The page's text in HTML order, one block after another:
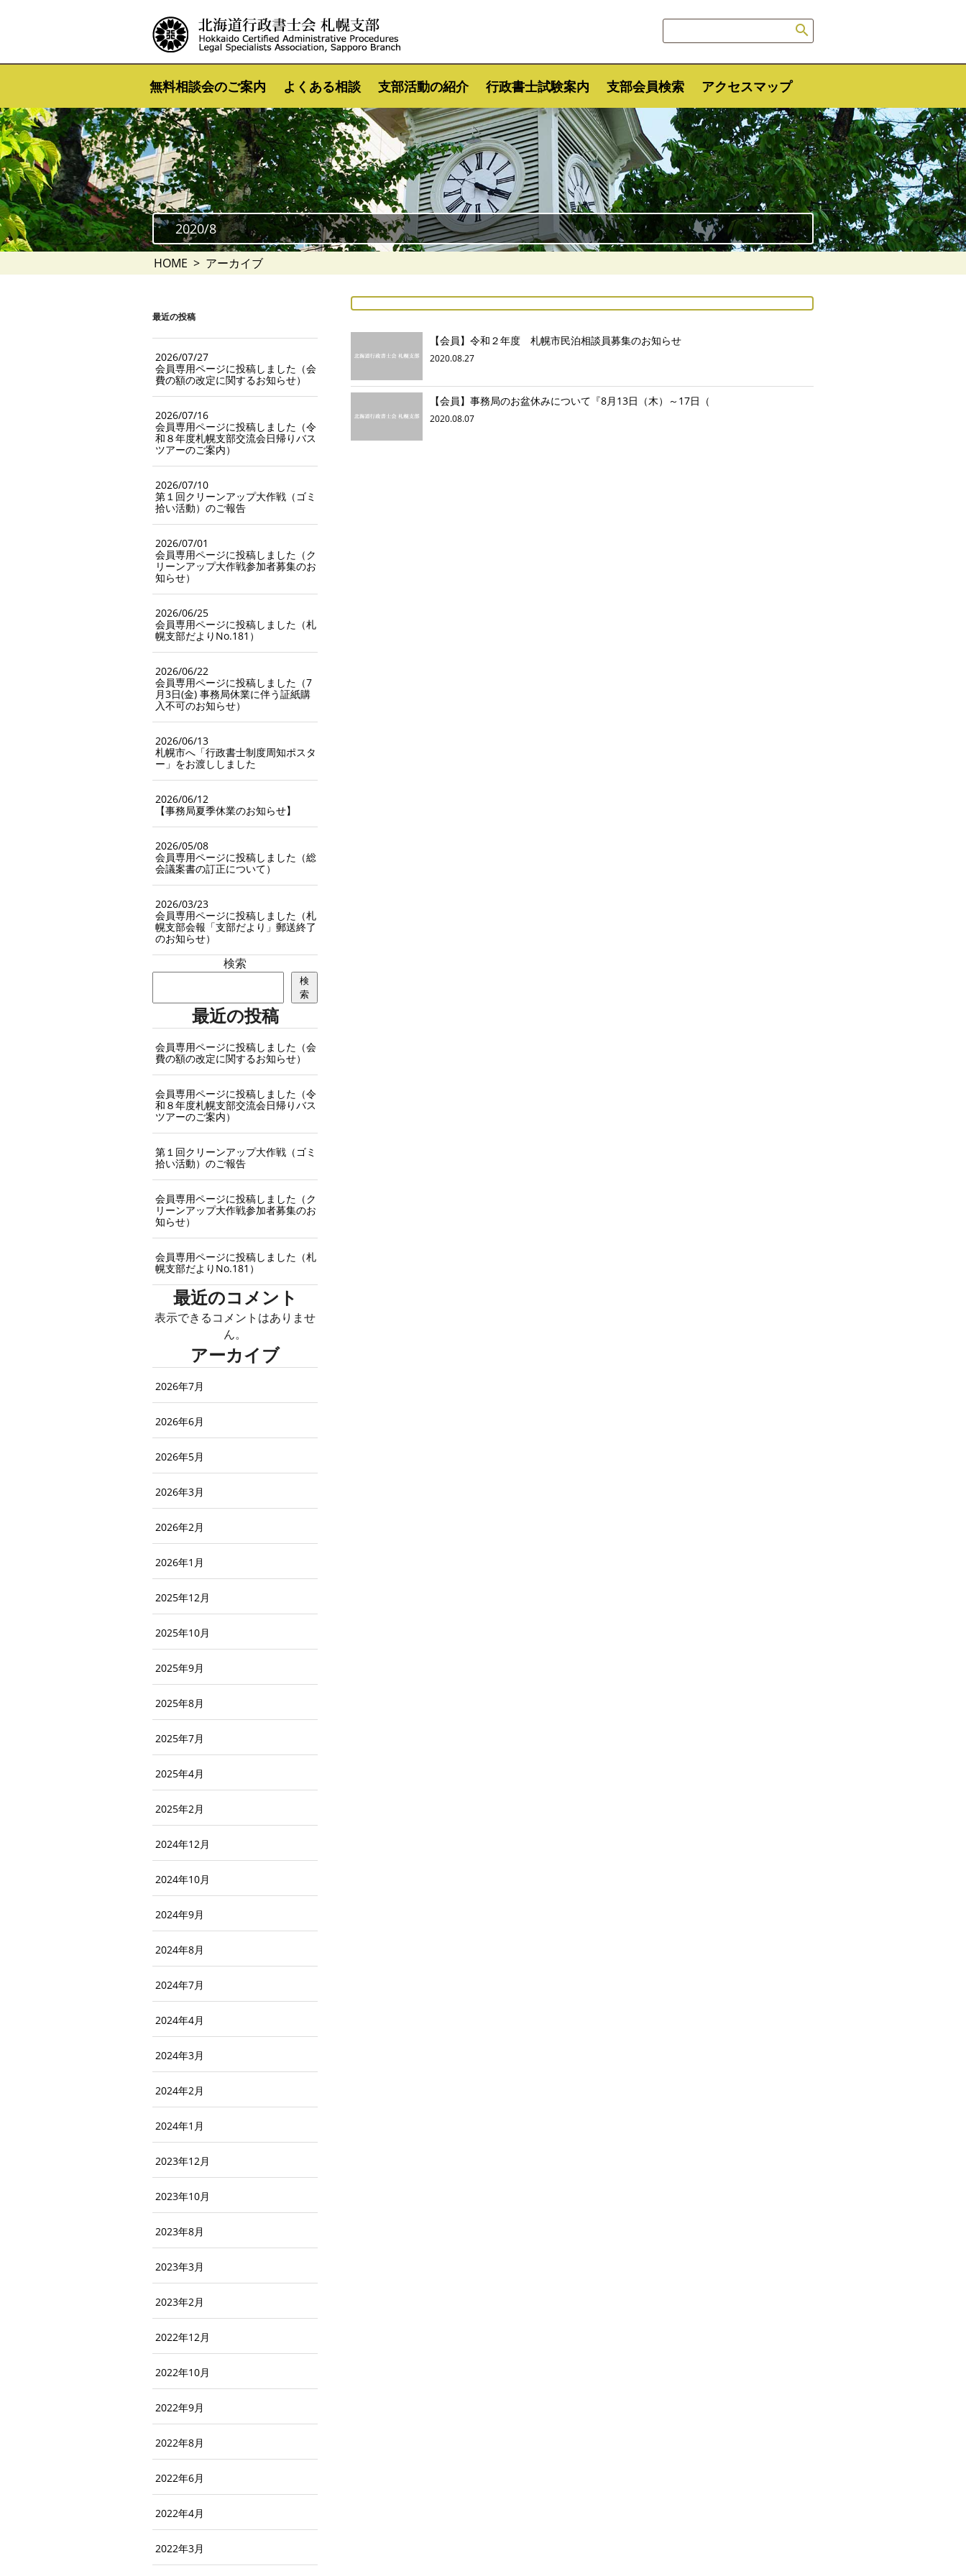
無料相談会のご案内 よくある相談 支部活動の紹介 行政書士試験案内 支部会員検索 アクセスマップ

2020/8
HOME アーカイブ
【会員】令和２年度 札幌市民泊相談員募集のお知らせ
2020.08.27
【会員】事務局のお盆休みについて『8月13日（木）～17日（
2020.08.07
最近の投稿
2026/07/27
会員専用ページに投稿しました（会
費の額の改定に関するお知らせ）
2026/07/16
会員専用ページに投稿しました（令
和８年度札幌支部交流会日帰りバス
ツアーのご案内）
2026/07/10
第１回クリーンアップ大作戦（ゴミ
拾い活動）のご報告
2026/07/01
会員専用ページに投稿しました（ク
リーンアップ大作戦参加者募集のお
知らせ）
2026/06/25
会員専用ページに投稿しました（札
幌支部だよりNo.181）
2026/06/22
会員専用ページに投稿しました（7
月3日(金) 事務局休業に伴う証紙購
入不可のお知らせ）
2026/06/13
札幌市へ「行政書士制度周知ポスタ
ー」をお渡ししました
2026/06/12
【事務局夏季休業のお知らせ】
2026/05/08
会員専用ページに投稿しました（総
会議案書の訂正について）
2026/03/23
会員専用ページに投稿しました（札
幌支部会報「支部だより」郵送終了
のお知らせ）
検索
検
索
最近の投稿
会員専用ページに投稿しました（会
費の額の改定に関するお知らせ）
会員専用ページに投稿しました（令
和８年度札幌支部交流会日帰りバス
ツアーのご案内）
第１回クリーンアップ大作戦（ゴミ
拾い活動）のご報告
会員専用ページに投稿しました（ク
リーンアップ大作戦参加者募集のお
知らせ）
会員専用ページに投稿しました（札
幌支部だよりNo.181）
最近のコメント
表示できるコメントはありませ
ん。
アーカイブ
2026年7月
2026年6月
2026年5月
2026年3月
2026年2月
2026年1月
2025年12月
2025年10月
2025年9月
2025年8月
2025年7月
2025年4月
2025年2月
2024年12月
2024年10月
2024年9月
2024年8月
2024年7月
2024年4月
2024年3月
2024年2月
2024年1月
2023年12月
2023年10月
2023年8月
2023年3月
2023年2月
2022年12月
2022年10月
2022年9月
2022年8月
2022年6月
2022年4月
2022年3月